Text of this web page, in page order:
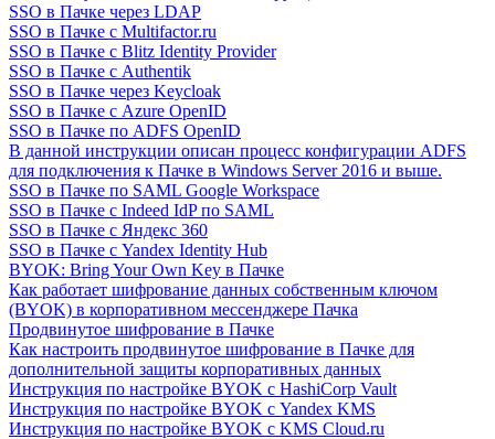
SSO в Пачке через LDAP
SSO в Пачке с Multifactor.ru
SSO в Пачке с Blitz Identity Provider
SSO в Пачке с Authentik
SSO в Пачке через Keycloak
SSO в Пачке с Azure OpenID
SSO в Пачке по ADFS OpenID
В данной инструкции описан процесс конфигурации ADFS
для подключения к Пачке в Windows Server 2016 и выше.
SSO в Пачке по SAML Google Workspace
SSO в Пачке с Indeed IdP по SAML
SSO в Пачке с Яндекс 360
SSO в Пачке с Yandex Identity Hub
BYOK: Bring Your Own Key в Пачке
Как работает шифрование данных собственным ключом
(BYOK) в корпоративном мессенджере Пачка
Продвинутое шифрование в Пачке
Как настроить продвинутое шифрование в Пачке для
дополнительной защиты корпоративных данных
Инструкция по настройке BYOK с HashiCorp Vault
Инструкция по настройке BYOK с Yandex KMS
Инструкция по настройке BYOK с KMS Cloud.ru